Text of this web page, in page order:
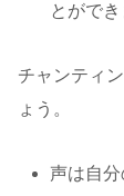
とができ
チャンティ
ょう。
声は自